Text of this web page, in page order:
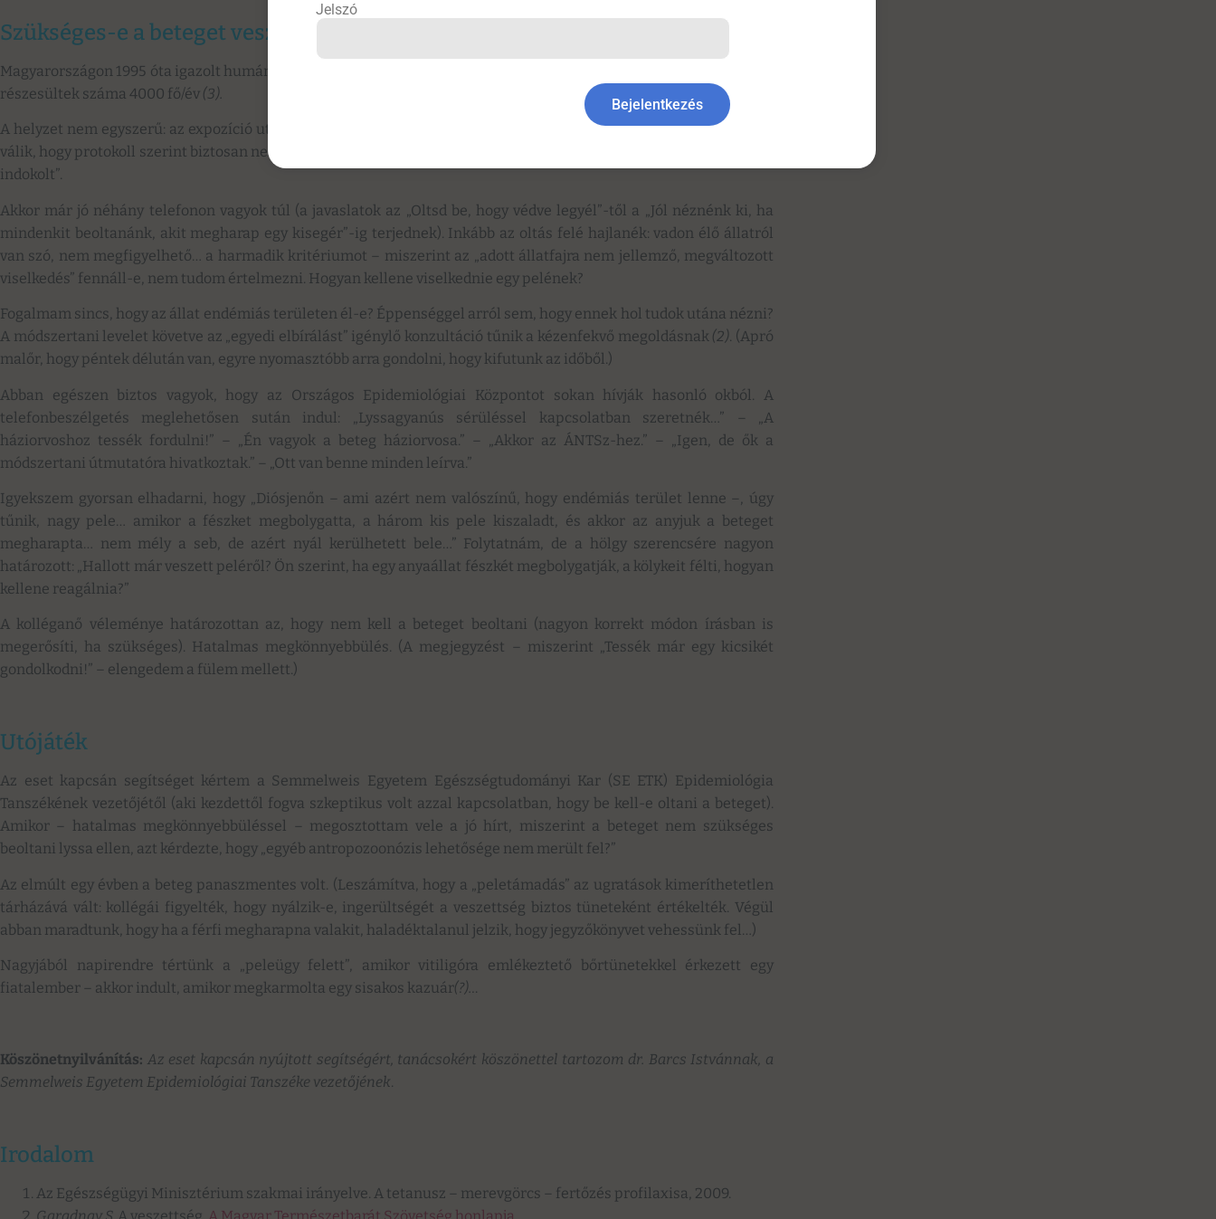
Szükséges-e a beteget veszettség elleni profilaxisban részesíteni?
Magyarországon 1995 óta igazolt humán veszettség nem fordult elő (2011-es adat), a veszettség ellen védőoltásban
részesültek száma 4000 fő/év (3).
A helyzet nem egyszerű: az expozíció utáni ötödik napnál tartunk, a beteg külföldi utazás előtt áll–nyilvánvalóvá
válik, hogy protokoll szerint biztosan nem tudjuk majd beoltani. Elhalaszthatja az utazást, de csak ha „ez feltétlenül
indokolt”.
Akkor már jó néhány telefonon vagyok túl (a javaslatok az „Oltsd be, hogy védve legyél”-től a „Jól néznénk ki, ha
mindenkit beoltanánk, akit megharap egy kisegér”-ig terjednek). Inkább az oltás felé hajlanék: vadon élő állatról
van szó, nem megfigyelhető… a harmadik kritériumot – miszerint az „adott állatfajra nem jellemző, megváltozott
viselkedés” fennáll-e, nem tudom értelmezni. Hogyan kellene viselkednie egy pelének?
Fogalmam sincs, hogy az állat endémiás területen él-e? Éppenséggel arról sem, hogy ennek hol tudok utána nézni?
A módszertani levelet követve az „egyedi elbírálást” igénylő konzultáció tűnik a kézenfekvő megoldásnak (2). (Apró
malőr, hogy péntek délután van, egyre nyomasztóbb arra gondolni, hogy kifutunk az időből.)
Abban egészen biztos vagyok, hogy az Országos Epidemiológiai Központot sokan hívják hasonló okból. A
telefonbeszélgetés meglehetősen sután indul: „Lyssagyanús sérüléssel kapcsolatban szeretnék…” – „A
háziorvoshoz tessék fordulni!” – „Én vagyok a beteg háziorvosa.” – „Akkor az ÁNTSz-hez.” – „Igen, de ők a
módszertani útmutatóra hivatkoztak.” – „Ott van benne minden leírva.”
Igyekszem gyorsan elhadarni, hogy „Diósjenőn – ami azért nem valószínű, hogy endémiás terület lenne –, úgy
tűnik, nagy pele… amikor a fészket megbolygatta, a három kis pele kiszaladt, és akkor az anyjuk a beteget
megharapta… nem mély a seb, de azért nyál kerülhetett bele…” Folytatnám, de a hölgy szerencsére nagyon
határozott: „Hallott már veszett peléről? Ön szerint, ha egy anyaállat fészkét megbolygatják, a kölykeit félti, hogyan
kellene reagálnia?”
A kolléganő véleménye határozottan az, hogy nem kell a beteget beoltani (nagyon korrekt módon írásban is
megerősíti, ha szükséges). Hatalmas megkönnyebbülés. (A megjegyzést – miszerint „Tessék már egy kicsikét
gondolkodni!” – elengedem a fülem mellett.)
Utójáték
Az eset kapcsán segítséget kértem a Semmelweis Egyetem Egészségtudományi Kar (SE ETK) Epidemiológia
Tanszékének vezetőjétől (aki kezdettől fogva szkeptikus volt azzal kapcsolatban, hogy be kell-e oltani a beteget).
Amikor – hatalmas megkönnyebbüléssel – megosztottam vele a jó hírt, miszerint a beteget nem szükséges
beoltani lyssa ellen, azt kérdezte, hogy „egyéb antropozoonózis lehetősége nem merült fel?”
Az elmúlt egy évben a beteg panaszmentes volt. (Leszámítva, hogy a „peletámadás” az ugratások kimeríthetetlen
tárházává vált: kollégái figyelték, hogy nyálzik-e, ingerültségét a veszettség biztos tüneteként értékelték. Végül
abban maradtunk, hogy ha a férfi megharapna valakit, haladéktalanul jelzik, hogy jegyzőkönyvet vehessünk fel…)
Nagyjából napirendre tértünk a „peleügy felett”, amikor vitiligóra emlékeztető bőrtünetekkel érkezett egy
fiatalember – akkor indult, amikor megkarmolta egy sisakos kazuár(?)…
Köszönetnyilvánítás: Az eset kapcsán nyújtott segítségért, tanácsokért köszönettel tartozom dr. Barcs Istvánnak, a
Semmelweis Egyetem Epidemiológiai Tanszéke vezetőjének
Irodalom
Az Egészségügyi Minisztérium szakmai irányelve. A tetanusz – merevgörcs – fertőzés profilaxisa, 2009.
Garadnay S. A veszettség. A Magyar Természetbarát Szövetség honlapja
Jelszó
Bejelentkezés